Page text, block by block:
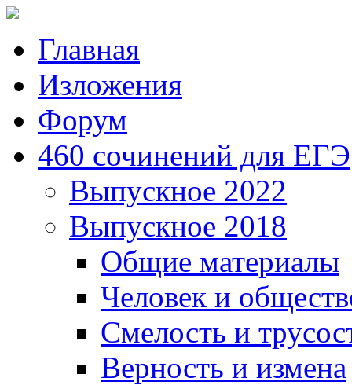
Главная
Изложения
Форум
460 сочинений для ЕГЭ
Выпускное 2022
Выпускное 2018
Общие материалы
Человек и
Смелость и
Верность и измена